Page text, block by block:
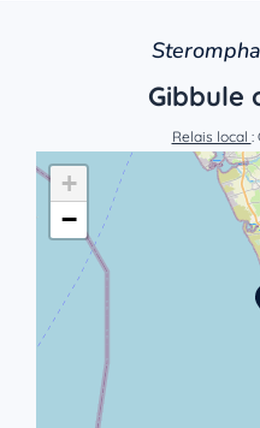
Gibbule
Relais local :
+
−